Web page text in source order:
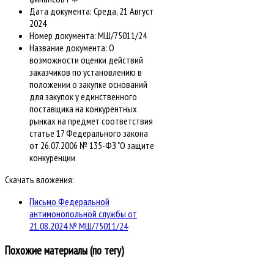
Дата документа: Среда, 21 Август
2024
Номер документа: МШ/75011/24
Название документа: О
возможности оценки действий
заказчиков по установлению в
положении о закупке оснований
для закупок у единственного
поставщика на конкурентных
рынках на предмет соответствия
статье 17 Федерального закона
от 26.07.2006 № 135-ФЗ "О защите
конкуренции
Скачать вложения:
Письмо Федеральной
антимонопольной службы от
21.08.2024 № МШ/75011/24
Похожие материалы (по тегу)